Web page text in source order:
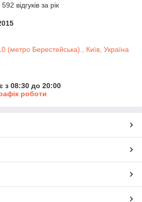
відгуків за рік
(метро Берестейська)., Київ, Україна
з 08:30 до 20:00
роботи